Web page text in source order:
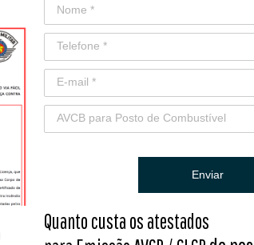
Enviar
Quanto custa os atestados